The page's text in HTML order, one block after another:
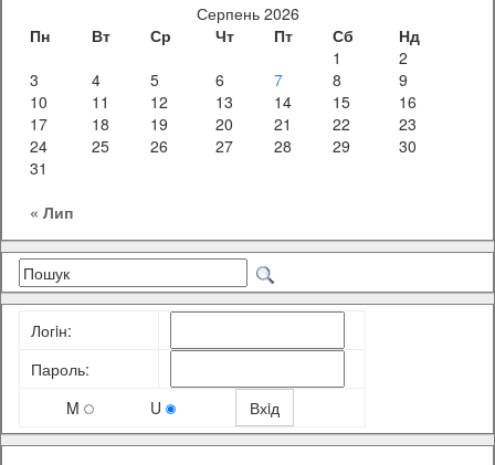
Серпень 2026
Пн
Вт Ср Чт Пт Сб
Нд
1
2
3
4 5 6 7 8
9
10
11 12 13 14 15
16
17
18 19 20 21 22
23
24
25 26 27 28 29
30
31
« Лип
Логiн:
Пароль:
M
U